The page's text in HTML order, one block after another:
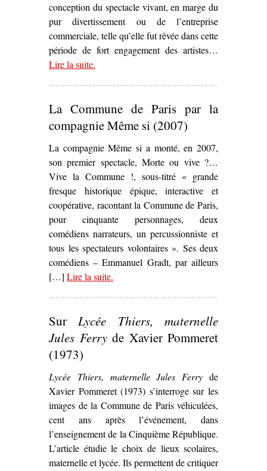
conception du spectacle vivant, en marge du
pur divertissement ou de l’entreprise
commerciale, telle qu’elle fut rêvée dans cette
période de fort engagement des artistes…
Lire la suite– ‘Sur
.
La Commune de Paris par la
compagnie Même si (2007)
La compagnie Même si a monté, en 2007,
son premier spectacle, Morte ou vive ?…
Vive la Commune !, sous-titré « grande
fresque historique épique, interactive et
coopérative, racontant la Commune de Paris,
pour cinquante personnages, deux
comédiens narrateurs, un percussionniste et
tous les spectateurs volontaires ». Ses deux
comédiens – Emmanuel Gradt, par ailleurs
[…] Lire la suite– ‘La Commune de Paris par la
.
SurLycée Thiers, maternelle
Jules Ferryde Xavier Pommeret
(1973)
Lycée Thiers, maternelle Jules Ferry de
Xavier Pommeret (1973) s’interroge sur les
images de la Commune de Paris véhiculées,
cent ans après l’événement, dans
l’enseignement de la Cinquième République.
L’article étudie le choix de lieux scolaires,
maternelle et lycée. Ils permettent de critiquer